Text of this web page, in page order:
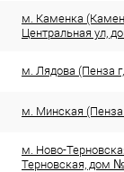
м. Каменка
Центральная ул,
м. Лядова (Пенза
м. Минская
м. Ново-
Терновская, дом